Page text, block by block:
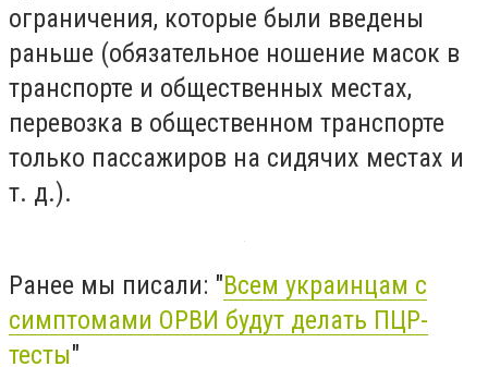
ограничения, которые были введены
раньше (обязательное ношение масок в
транспорте и общественных местах,
перевозка в общественном транспорте
только пассажиров на сидячих местах и
т. д.).
Ранее мы писали: "Всем украинцам с
симптомами ОРВИ будут делать ПЦР-
тесты"